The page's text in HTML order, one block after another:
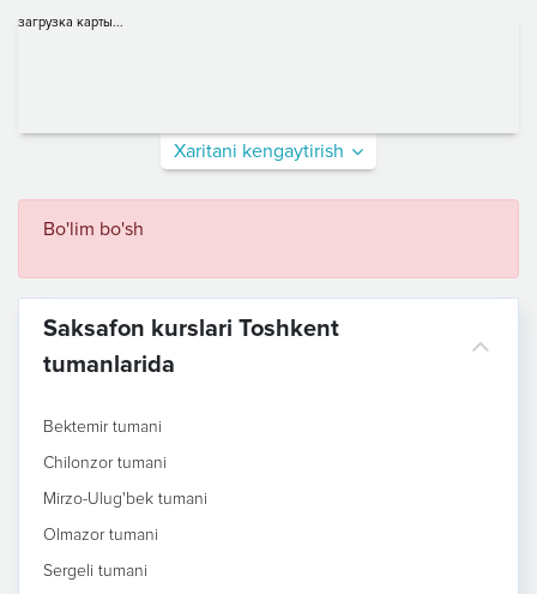
загрузка карты...
Xaritani kengaytirish
Bo'lim bo'sh
Saksafon kurslari Toshkent
tumanlarida
Bektemir tumani
Chilonzor tumani
Mirzo-Ulug'bek tumani
Olmazor tumani
Sergeli tumani